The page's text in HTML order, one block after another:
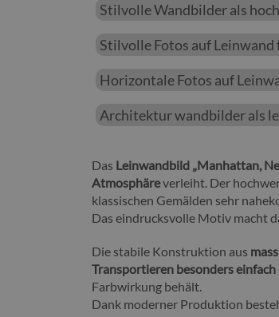
Stilvolle Wandbilder als
Stilvolle Fotos auf
Horizontale Fotos auf
Architektur wandbilder als
Das Leinwandbild „Manhattan,
Atmosphäreverleiht. Der
klassischen Gemälden sehr
Das eindrucksvolle Motiv macht
Die stabile Konstruktion aus
Transportieren besonders einfach
Farbwirkung behält.
Dank moderner Produktion